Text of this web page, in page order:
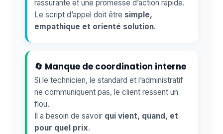
rassurante et une promesse d’action rapide.
Le script d’appel doit être simple,
empathique et orienté solution.
🔄 Manque de coordination interne
Si le technicien, le standard et l’administratif
ne communiquent pas, le client ressent un
flou.
Il a besoin de savoir qui vient, quand, et
pour quel prix.